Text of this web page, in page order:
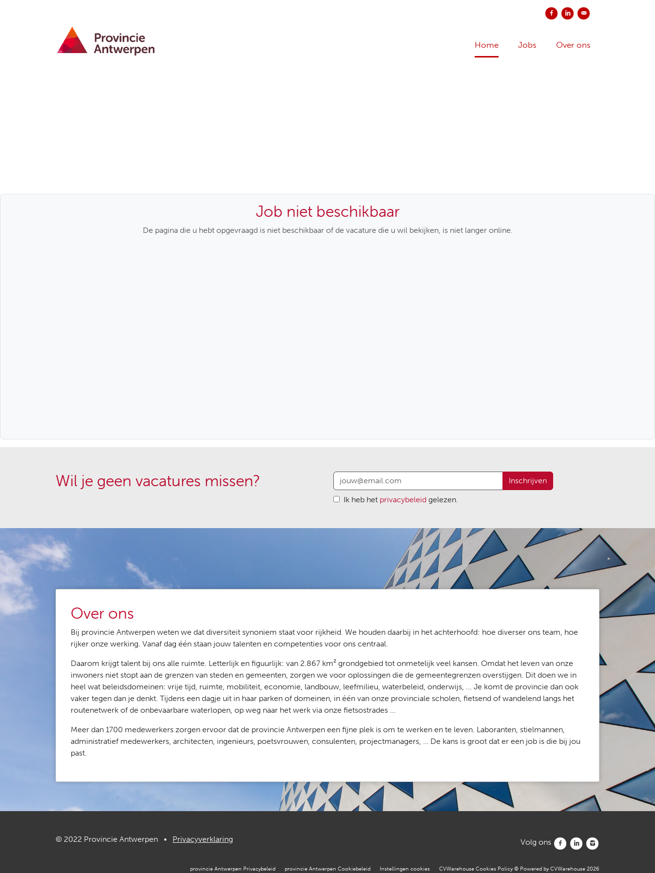
Delen op Facebook
Delen op LinkedIn
Versturen per e-mail
Home Jobs Over ons
Job niet beschikbaar
De pagina die u hebt opgevraagd is niet beschikbaar of de vacature die u wil bekijken, is niet langer online.
Wil je geen vacatures missen? Inschrijven
Ik heb het privacybeleid gelezen.
Over ons
Bij provincie Antwerpen weten we dat diversiteit synoniem staat voor rijkheid. We houden daarbij in het achterhoofd: hoe diverser ons team, hoe
rijker onze werking. Vanaf dag één staan jouw talenten en competenties voor ons centraal.
Daarom krijgt talent bij ons alle ruimte. Letterlijk en figuurlijk: van 2.867 km² grondgebied tot onmetelijk veel kansen. Omdat het leven van onze
inwoners niet stopt aan de grenzen van steden en gemeenten, zorgen we voor oplossingen die de gemeentegrenzen overstijgen. Dit doen we in
heel wat beleidsdomeinen: vrije tijd, ruimte, mobiliteit, economie, landbouw, leefmilieu, waterbeleid, onderwijs, ... Je komt de provincie dan ook
vaker tegen dan je denkt. Tijdens een dagje uit in haar parken of domeinen, in één van onze provinciale scholen, fietsend of wandelend langs het
routenetwerk of de onbevaarbare waterlopen, op weg naar het werk via onze fietsostrades ...
Meer dan 1700 medewerkers zorgen ervoor dat de provincie Antwerpen een fijne plek is om te werken en te leven. Laboranten, stielmannen,
administratief medewerkers, architecten, ingenieurs, poetsvrouwen, consulenten, projectmanagers, … De kans is groot dat er een job is die bij jou
past.
© 2022 Provincie Antwerpen • Privacyverklaring Volg ons Volg ons facebook
Volg ons linkedin
Volg ons instagram
provincie Antwerpen Privacybeleid provincie Antwerpen Cookiebeleid Instellingen cookies CVWarehouse Cookies Policy© Powered byCVWarehouse 2026